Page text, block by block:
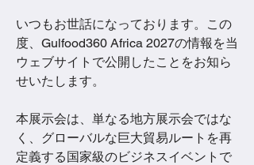
いつもお世話になっております。この
度、Gulfood360 Africa 2027の情報を当
ウェブサイトで公開したことをお知ら
せいたします。
本展示会は、単なる地方展示会ではな
く、グローバルな巨大貿易ルートを再
定義する国家級のビジネスイベントで